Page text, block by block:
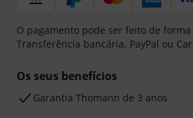
O pagamento pode ser feito de
Transferência bancária, PayPal ou
Os seus benefícios
Garantia Thomann de 3 anos